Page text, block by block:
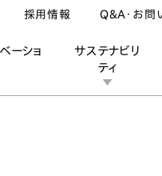
ーショ
サステナビリ
ティ
採用情報 Q&A・お問